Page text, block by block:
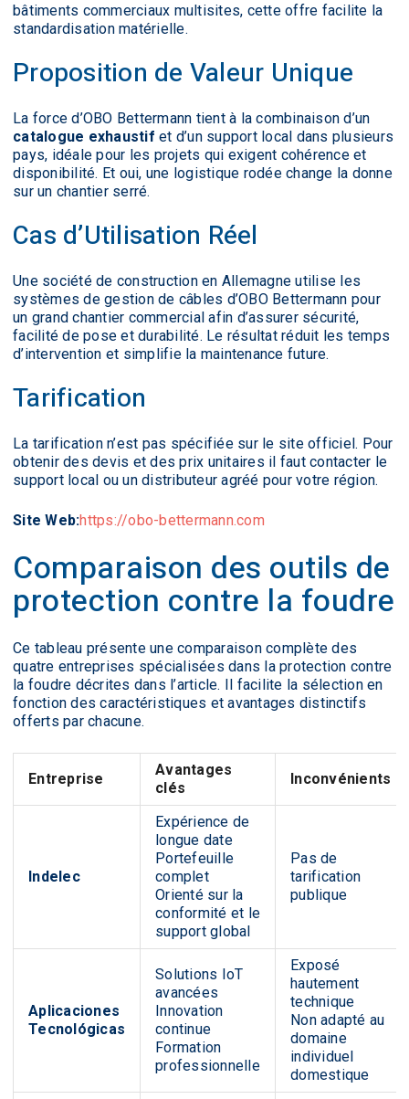
bâtiments commerciaux multisites, cette offre facilite la
standardisation matérielle.
Proposition de Valeur Unique
La force d’OBO Bettermann tient à la combinaison d’un
catalogue exhaustif et d’un support local dans plusieurs
pays, idéale pour les projets qui exigent cohérence et
disponibilité. Et oui, une logistique rodée change la donne
sur un chantier serré.
Cas d’Utilisation Réel
Une société de construction en Allemagne utilise les
systèmes de gestion de câbles d’OBO Bettermann pour
un grand chantier commercial afin d’assurer sécurité,
facilité de pose et durabilité. Le résultat réduit les temps
d’intervention et simplifie la maintenance future.
Tarification
La tarification n’est pas spécifiée sur le site officiel. Pour
obtenir des devis et des prix unitaires il faut contacter le
support local ou un distributeur agréé pour votre région.
Site Web:https://obo-bettermann.com
Comparaison des outils de
protection contre la foudre
Ce tableau présente une comparaison complète des
quatre entreprises spécialisées dans la protection contre
la foudre décrites dans l’article. Il facilite la sélection en
fonction des caractéristiques et avantages distinctifs
offerts par chacune.
Entreprise
Avantages
clés
Inconvénients
Indelec
Expérience de
longue date
Portefeuille
complet
Orienté sur la
conformité et le
support global
Pas de
tarification
publique
Aplicaciones
Tecnológicas
Solutions IoT
avancées
Innovation
continue
Formation
professionnelle
Exposé
hautement
technique
Non adapté au
domaine
individuel
domestique